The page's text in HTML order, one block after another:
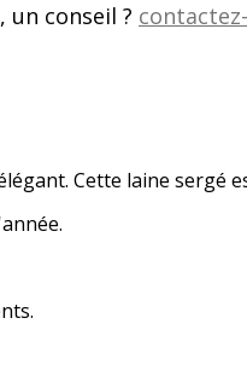
un conseil ?
Cette laine sergé